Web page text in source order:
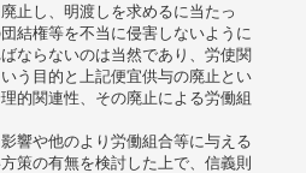
廃止し、明渡しを求めるに当たっ
結権等を不当に侵害しないように
ならないのは当然であり、労使関
う目的と上記便宜供与の廃止とい
的関連性、その廃止による労働組
響や他のより労働組合等に与える
策の有無を検討した上で、信義則